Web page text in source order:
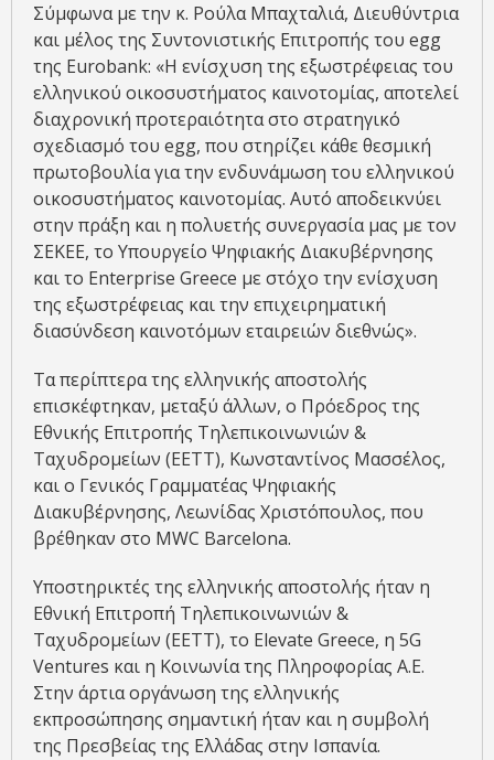
Σύμφωνα με την κ. Ρούλα Μπαχταλιά, Διευθύντρια
και μέλος της Συντονιστικής Επιτροπής του egg
της Eurobank: «Η ενίσχυση της εξωστρέφειας του
ελληνικού οικοσυστήματος καινοτομίας, αποτελεί
διαχρονική προτεραιότητα στο στρατηγικό
σχεδιασμό του egg, που στηρίζει κάθε θεσμική
πρωτοβουλία για την ενδυνάμωση του ελληνικού
οικοσυστήματος καινοτομίας. Αυτό αποδεικνύει
στην πράξη και η πολυετής συνεργασία μας με τον
ΣΕΚΕΕ, το Υπουργείο Ψηφιακής Διακυβέρνησης
και το Enterprise Greece με στόχο την ενίσχυση
της εξωστρέφειας και την επιχειρηματική
διασύνδεση καινοτόμων εταιρειών διεθνώς».
Τα περίπτερα της ελληνικής αποστολής
επισκέφτηκαν, μεταξύ άλλων, ο Πρόεδρος της
Εθνικής Επιτροπής Τηλεπικοινωνιών &
Ταχυδρομείων (ΕΕΤΤ), Κωνσταντίνος Μασσέλος,
και ο Γενικός Γραμματέας Ψηφιακής
Διακυβέρνησης, Λεωνίδας Χριστόπουλος, που
βρέθηκαν στο MWC Barcelona.
Υποστηρικτές της ελληνικής αποστολής ήταν η
Εθνική Επιτροπή Τηλεπικοινωνιών &
Ταχυδρομείων (ΕΕΤΤ), το Elevate Greece, η 5G
Ventures και η Κοινωνία της Πληροφορίας Α.Ε.
Στην άρτια οργάνωση της ελληνικής
εκπροσώπησης σημαντική ήταν και η συμβολή
της Πρεσβείας της Ελλάδας στην Ισπανία.